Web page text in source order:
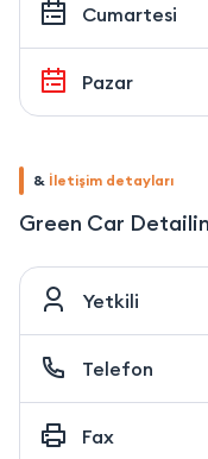
Cumartesi
Pazar
& İletişim detayları
Green Car
Yetkili
Telefon
Fax